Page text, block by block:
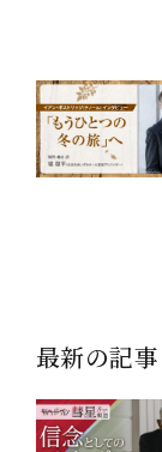
最新の記事